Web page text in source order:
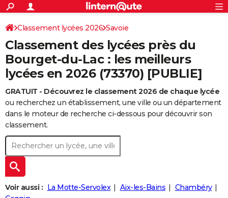
ACTUALITÉS
Politique
Société
Faits Divers
Education
Monde
Villes
+
SPORT
Coupe du monde 2026
Football
Tennis
Cyclisme
Rugby
Forum
Programme TV
TNT
Streaming
Cinéma
Sorties cinéma
Musique
+FINANCE
Retraite
Impôts
Epargne
Immobilier
Risques naturels par ville
Banque
Assurance
Crédit
AUTO
Essais
Réserver un essai
Citadines
Berlines
SUV
Forum auto
+
HIGH-TECH
BRICOLAGE
Forum
Aménagement intérieur
Extérieur
Cuisine
Salle de bains
Jardinage
Rangement
+WEEK-END
Guides de France
Escapades
Patrimoine
Expositions
Musées
Week-end nature
+
LIFESTYLE
Art de vivre
Bien-être
Loisirs
Mode
Modes de vie
+
S'inscrire
Connexion
Classement lycées 2026 Savoie
Classement des lycées près du
Bourget-du-Lac : les meilleurs
lycées en 2026 (73370) [PUBLIE]
GRATUIT - Découvrez le classement 2026 de chaque lycée
ou recherchez un établissement, une ville ou un département
dans le moteur de recherche ci-dessous pour découvrir son
classement.
Voir aussi : La Motte-Servolex Aix-les-Bains
Chambéry